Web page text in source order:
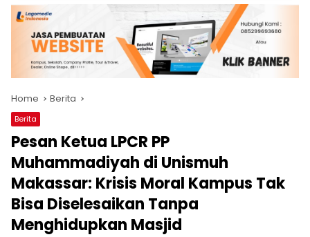
Home Berita
Berita
Pesan Ketua LPCR PP
Muhammadiyah di Unismuh
Makassar: Krisis Moral Kampus Tak
Bisa Diselesaikan Tanpa
Menghidupkan Masjid